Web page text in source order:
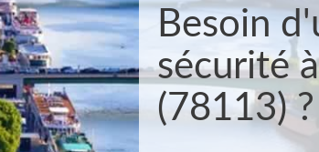
Besoin
sécurité
(78113) ?